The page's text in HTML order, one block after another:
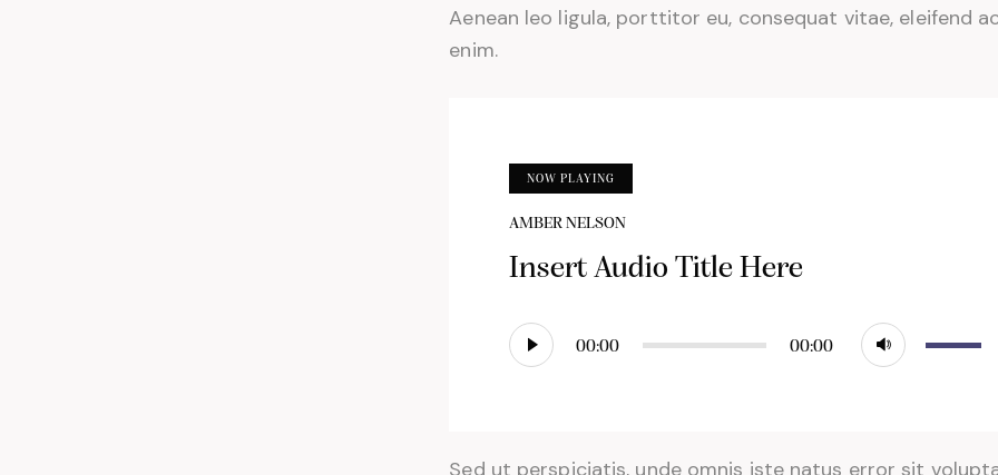
Aenean leo ligula, porttitor eu, consequat vitae, eleifend
enim.
NOW PLAYING
AMBER NELSON
Insert Audio Title Here
Audio
Player
00:00 00:00
to
Sed ut perspiciatis, unde omnis iste natus error sit